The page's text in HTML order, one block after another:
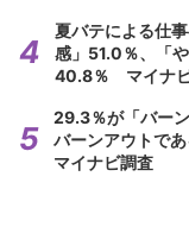
夏バテによる仕
感」51.0％、「
40.8％ マイナ
29.3％が「バー
バーンアウトで
マイナビ調査